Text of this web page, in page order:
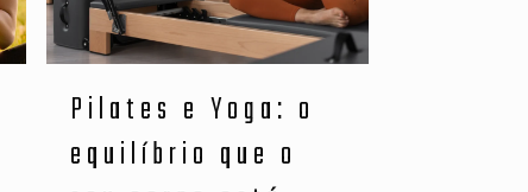
Pilates e Yoga: o
equilíbrio que o